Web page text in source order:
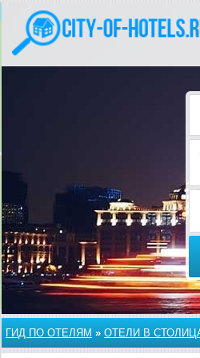
ГИД ПО ОТЕЛЯМ » ОТЕЛИ В